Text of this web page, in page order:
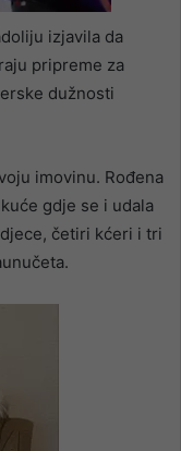
izjavila da
pripreme za
dužnosti
imovinu. Rođena
gdje se i udala
četiri kćeri i tri